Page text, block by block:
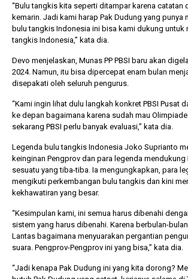
“Bulu tangkis kita seperti ditampar karena catatan
kemarin. Jadi kami harap Pak Dudung yang punya
bulu tangkis Indonesia ini bisa kami dukung untuk
tangkis Indonesia,” kata dia.
Devo menjelaskan, Munas PP PBSI baru akan
2024. Namun, itu bisa dipercepat enam bulan
disepakati oleh seluruh pengurus.
“Kami ingin lihat dulu langkah konkret PBSI Pusat
ke depan bagaimana karena sudah mau Olimpiade
sekarang PBSI perlu banyak evaluasi,” kata dia.
Legenda bulu tangkis Indonesia Joko Suprianto
keinginan Pengprov dan para legenda
sesuatu yang tiba-tiba. Ia mengungkapkan, para
mengikuti perkembangan bulu tangkis dan kini
kekhawatiran yang besar.
“Kesimpulan kami, ini semua harus dibenahi
sistem yang harus dibenahi. Karena berbulan-bulan
Lantas bagaimana menyuarakan pergantian
suara. Pengprov-Pengprov ini yang bisa,” kata dia.
“Jadi kenapa Pak Dudung ini yang kita dorong?